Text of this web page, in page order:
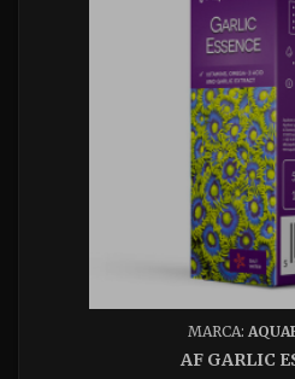
MARCA:
AF GARLIC